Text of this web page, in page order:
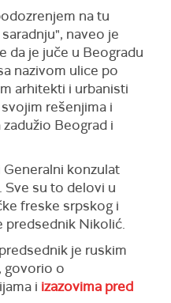
na tu
naveo je
da je juče u Beogradu
nazivom ulice po
arhitekti i urbanisti
rešenjima i
Beograd i
konzulat
Sve su to delovi u
freske srpskog i
predsednik Nikolić.
je ruskim
govorio o
i izazovima pred